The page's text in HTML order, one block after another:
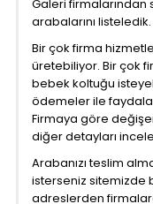
Galeri firmalarından
arabalarını listeledik.
Bir çok firma
üretebiliyor. Bir çok
bebek koltuğu
ödemeler ile
Firmaya göre
diğer detayları
Arabanızı teslim
isterseniz sitemizde
adreslerden